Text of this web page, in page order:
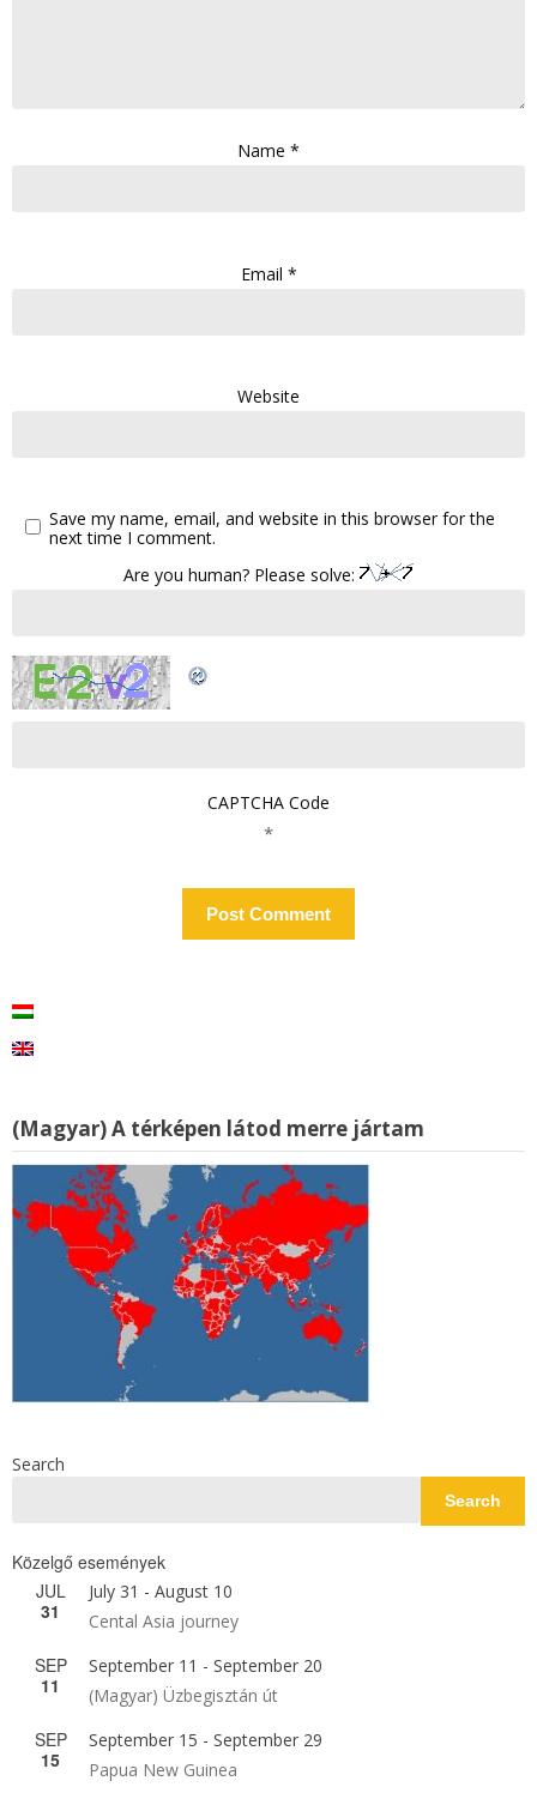
Name *
Email *
Website
Save my name, email, and website in this browser for the
next time I comment.
Are you human? Please solve:
CAPTCHA Code
*
(Magyar) A térképen látod merre jártam
Search
Search
Közelgő események
JUL
31
July 31 - August 10
Cental Asia journey
SEP
11
September 11 - September 20
(Magyar) Üzbegisztán út
SEP
15
September 15 - September 29
Papua New Guinea